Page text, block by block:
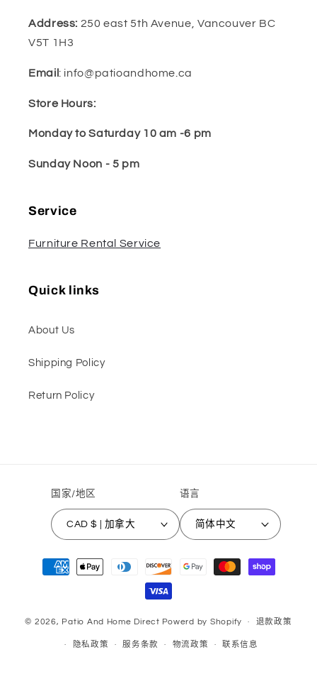
Address: 250 east 5th Avenue, Vancouver BC
V5T 1H3
Email: info@patioandhome.ca
Store Hours:
Monday to Saturday 10 am -6 pm
Sunday Noon - 5 pm
Service
Furniture Rental Service
Quick links
About Us
Shipping Policy
Return Policy
国家/地区
CAD $ | 加拿大
语言
简体中文
式
© 2026, Patio And Home Direct Powerd by Shopify 退款政策
隐私政策 服务条款 物流政策 联系信息